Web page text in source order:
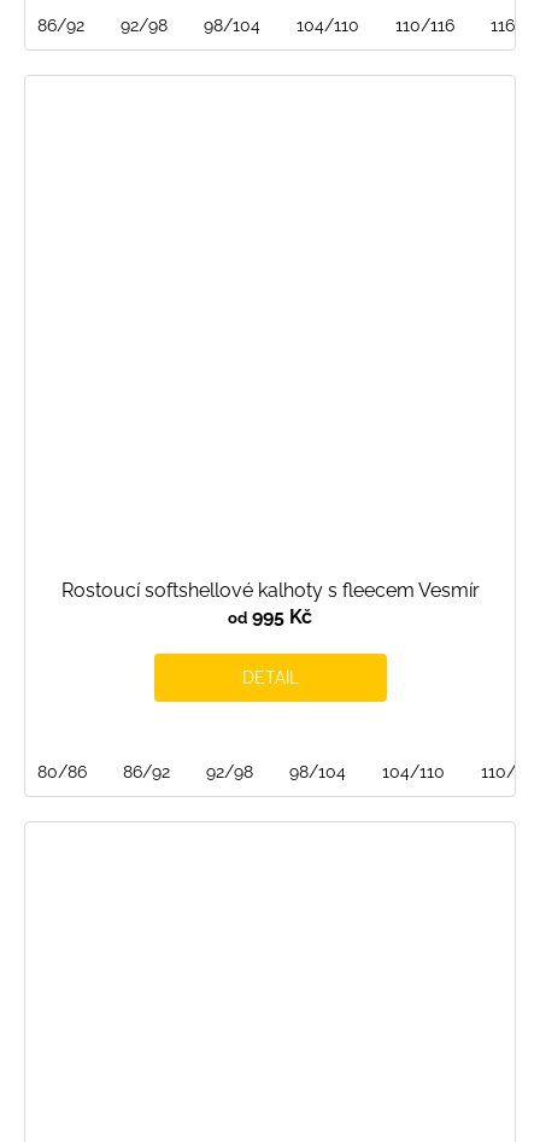
86/92 92/98 98/104 104/110 110/116 116/
Rostoucí softshellové kalhoty s fleecem Vesmír
od 995 Kč
DETAIL
80/86 86/92 92/98 98/104 104/110 110/116